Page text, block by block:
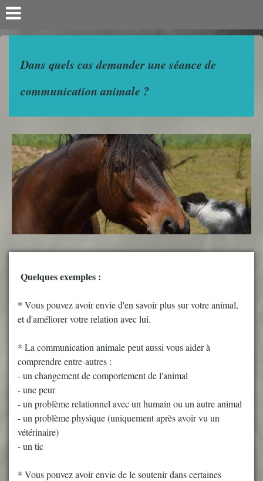
Dans quels cas demander une séance de
communication animale ?
Quelques exemples :
* Vous pouvez avoir envie d'en savoir plus sur votre animal,
et d'améliorer votre relation avec lui.
* La communication animale peut aussi vous aider à
comprendre entre-autres :
- un changement de comportement de l'animal
- une peur
- un problème relationnel avec un humain ou un autre animal
- un problème physique (uniquement après avoir vu un
vétérinaire)
- un tic
* Vous pouvez avoir envie de le soutenir dans certaines